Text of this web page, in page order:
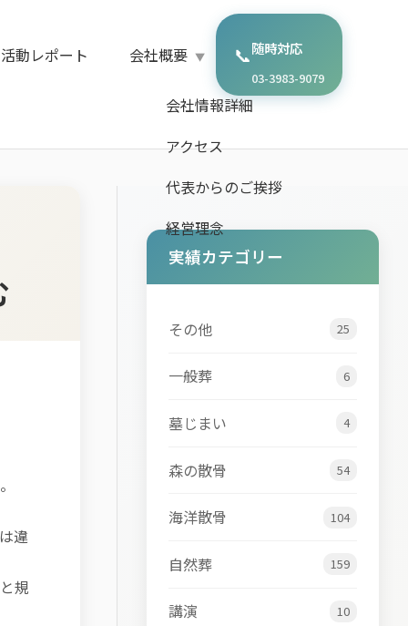
動レポート 会社概要
会社情報詳細
アクセス
代表からのご挨拶
経営理念
📞随時対応
03-3983-9079
違
規
実績カテゴリー
その他 25
一般葬 6
墓じまい 4
森の散骨 54
海洋散骨 104
自然葬 159
講演 10